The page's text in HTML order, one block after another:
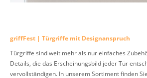
griffFest | Türgriffe mit Designanspruch
Türgriffe sind weit mehr als nur einfaches
Details, die das Erscheinungsbild jeder Tür
vervollständigen. In unserem Sortiment finden